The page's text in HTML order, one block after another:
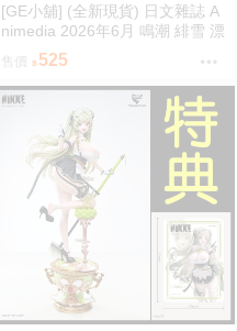
[GE小舖] (全新現貨) 日文雜誌 A
nimedia 2026年6月 鳴潮 緋雪 漂
泊者 魔法姊妹露露特莉莉
售價 525